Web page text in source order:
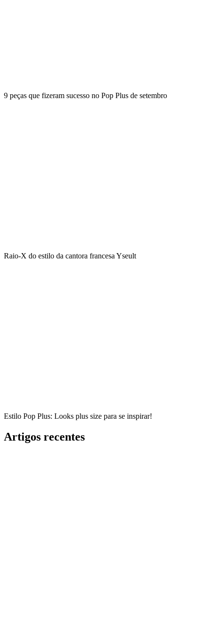
9 peças que fizeram sucesso no Pop Plus de setembro
Raio-X do estilo da cantora francesa Yseult
Estilo Pop Plus: Looks plus size para se inspirar!
Artigos recentes